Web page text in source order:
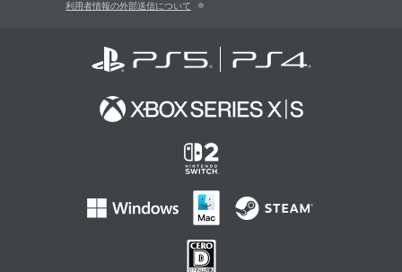
利用者情報の外部送信について